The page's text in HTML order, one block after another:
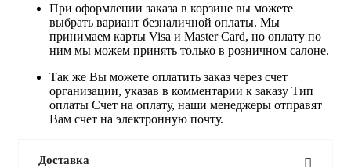
При оформлении заказа в корзине вы можете
выбрать вариант безналичной оплаты. Мы
принимаем карты Visa и Master Card, но оплату по
ним мы можем принять только в розничном салоне.
Так же Вы можете оплатить заказ через счет
организации, указав в комментарии к заказу Тип
оплаты Счет на оплату, наши менеджеры отправят
Вам счет на электронную почту.
Доставка